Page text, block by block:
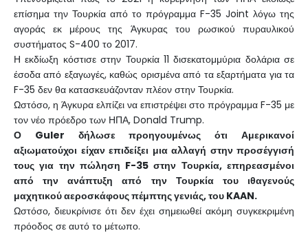
επίσημα την Τουρκία από το πρόγραμμα F-35 Joint λόγω της
αγοράς εκ μέρους της Άγκυρας του ρωσικού πυραυλικού
συστήματος S-400 το 2017.
Η εκδίωξη κόστισε στην Τουρκία 11 δισεκατομμύρια δολάρια σε
έσοδα από εξαγωγές, καθώς ορισμένα από τα εξαρτήματα για τα
F-35 δεν θα κατασκευάζονταν πλέον στην Τουρκία.
Ωστόσο, η Άγκυρα ελπίζει να επιστρέψει στο πρόγραμμα F-35 με
τον νέο πρόεδρο των ΗΠΑ, Donald Trump.
Ο Guler δήλωσε προηγουμένως ότι Αμερικανοί
αξιωματούχοι είχαν επιδείξει μια αλλαγή στην προσέγγισή
τους για την πώληση F-35 στην Τουρκία, επηρεασμένοι
από την ανάπτυξη από την Τουρκία του ιθαγενούς
μαχητικού αεροσκάφους πέμπτης γενιάς, του KAAN.
Ωστόσο, διευκρίνισε ότι δεν έχει σημειωθεί ακόμη συγκεκριμένη
πρόοδος σε αυτό το μέτωπο.